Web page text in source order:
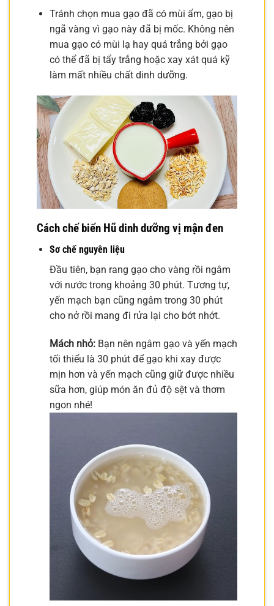
Tránh chọn mua gạo đã có mùi ẩm, gạo bị
ngã vàng vì gạo này đã bị mốc. Không nên
mua gạo có mùi lạ hay quá trắng bởi gạo
có thể đã bị tẩy trắng hoặc xay xát quá kỹ
làm mất nhiều chất dinh dưỡng.
Cách chế biến Hũ dinh dưỡng vị mận đen
Sơ chế nguyên liệu
Đầu tiên, bạn rang gạo cho vàng rồi ngâm
với nước trong khoảng 30 phút. Tương tự,
yến mạch bạn cũng ngâm trong 30 phút
cho nở rồi mang đi rửa lại cho bớt nhớt.
Mách nhỏ: Bạn nên ngâm gạo và yến mạch
tối thiểu là 30 phút để gạo khi xay được
mịn hơn và yến mạch cũng giữ được nhiều
sữa hơn, giúp món ăn đủ độ sệt và thơm
ngon nhé!